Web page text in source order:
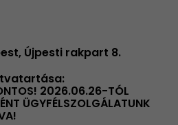
Újpesti rakpart 8.
2026.06.26-TÓL
ÜGYFÉLSZOLGÁLATUNK